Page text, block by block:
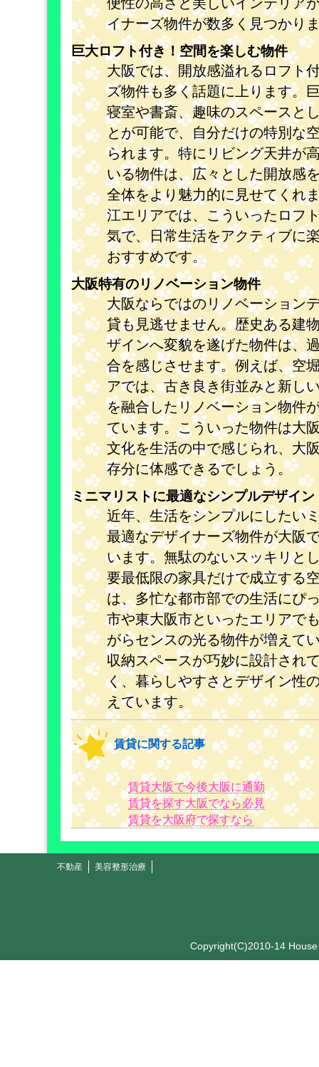
イナーズ物件が数多く見つかり
巨大ロフト付き！空間を楽しむ物件
大阪では、開放感溢れるロフト
ズ物件も多く話題に上ります。
寝室や書斎、趣味のスペースと
とが可能で、自分だけの特別な
られます。特にリビング天井が
いる物件は、広々とした開放感
全体をより魅力的に見せてくれ
江エリアでは、こういったロフ
気で、日常生活をアクティブに
おすすめです。
大阪特有のリノベーション物件
大阪ならではのリノベーション
貸も見逃せません。歴史ある建
ザインへ変貌を遂げた物件は、
合を感じさせます。例えば、空
アでは、古き良き街並みと新し
を融合したリノベーション物件
ています。こういった物件は大
文化を生活の中で感じられ、大
存分に体感できるでしょう。
ミニマリストに最適なシンプルデザイン
近年、生活をシンプルにしたい
最適なデザイナーズ物件が大阪
います。無駄のないスッキリと
要最低限の家具だけで成立する
は、多忙な都市部での生活にぴ
市や東大阪市といったエリアで
がらセンスの光る物件が増えて
収納スペースが巧妙に設計され
く、暮らしやすさとデザイン性
えています。
賃貸に関する記事
賃貸大阪で今後大阪に通勤
賃貸を探す大阪でなら必見
賃貸を大阪府で探すなら
不動産 美容整形治療
Copyright(C)2010-14